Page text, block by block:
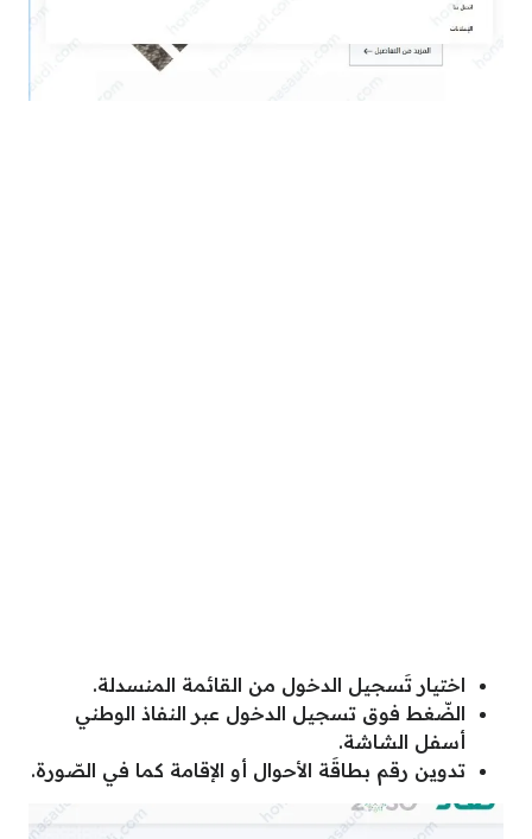
اختيار تَسجيل الدخول من القائمة المنسدلة.
الضّغط فوق تسجيل الدخول عبر النفاذ الوطني
أسفل الشاشة.
تدوين رقم بطاقَة الأحوال أو الإقامة كما في الصّورة.